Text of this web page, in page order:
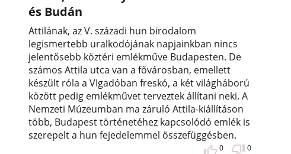
és Budán
Attilának, az V. századi hun birodalom
legismertebb uralkodójának napjainkban nincs
jelentősebb köztéri emlékműve Budapesten. De
számos Attila utca van a fővárosban, emellett
készült róla a VIgadóban freskó, a két világháború
között pedig emlékművet terveztek állítani neki. A
Nemzeti Múzeumban ma záruló Attila-kiállításon
több, Budapest történetéhez kapcsolódó emlék is
szerepelt a hun fejedelemmel összefüggésben.
0 0